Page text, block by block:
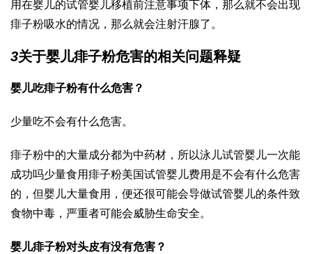
用在婴儿的试管婴儿移植前注意事项下体，那么就不会出现
痱子粉吸水的情况，那么就会注射汗腺了。
3关于婴儿痱子粉危害的相关问题释疑
婴儿吃痱子粉有什么危害？
少量吃不会有什么危害。
痱子粉中的大量成分都为中药材，所以泳儿试管婴儿一次能
成功吗少量食用痱子粉美国试管婴儿费用 是不会有什么危害
的，但婴儿大量食用，便还很可能会导做试管婴儿的条件致
食物中毒，严重者可能会威胁生命安全。
婴儿痱子粉对头皮有没有危害？